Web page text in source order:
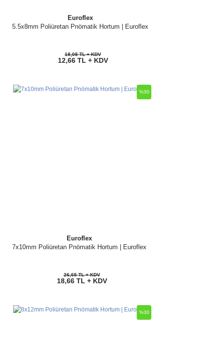
Euroflex
5.5x8mm Poliüretan Pnömatik Hortum | Euroflex
18,08 TL + KDV
12,66 TL + KDV
Euroflex
7x10mm Poliüretan Pnömatik Hortum | Euroflex
%30
26,65 TL + KDV
18,66 TL + KDV
%30